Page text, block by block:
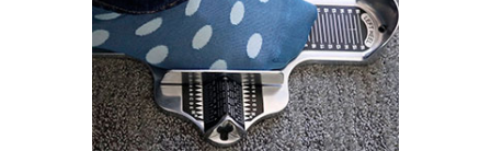
#ОБУВЬВКИНО
#ОБУВЬИЗВЕСТНЫХЛЮДЕЙ
#ОКСФОРДЫ
#ПОРТУГАЛЬСКАЯОБУВЬ
#ПРОИЗВОДСТВО
#РАЗМЕРЫОБУВИ
#СОБЫТИЯ
#СТРОЕНИЕОБУВИ
#ТИПЫОБУВИ
#ЖЕНСКАЯОБУВЬ
#ТОПСАЙДЕРЫ
#УХОДЗАОБУВЬЮ
#ФАБРИКИ